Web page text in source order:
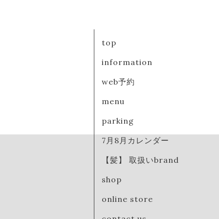
top
information
web予約
menu
parking
7月8月カレンダー
【髪】 取扱いbrand
shop
online store